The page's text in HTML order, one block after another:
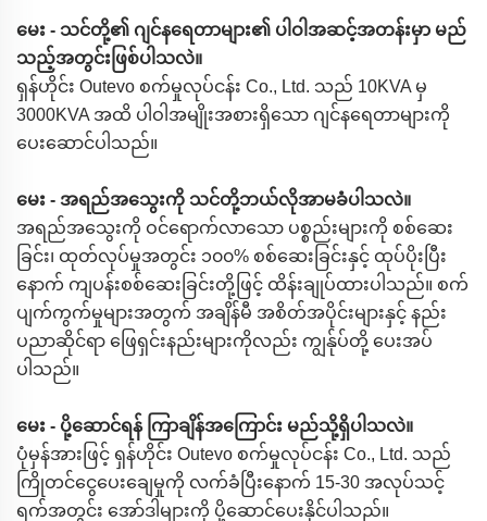
မေး - သင်တို့၏ ဂျင်နရေတာများ၏ ပါဝါအဆင့်အတန်းမှာ မည်
သည့်အတွင်းဖြစ်ပါသလဲ။
ရှန်ဟိုင်း Outevo စက်မှုလုပ်ငန်း Co., Ltd. သည် 10KVA မှ
3000KVA အထိ ပါဝါအမျိုးအစားရှိသော ဂျင်နရေတာများကို
ပေးဆောင်ပါသည်။
မေး - အရည်အသွေးကို သင်တို့ဘယ်လိုအာမခံပါသလဲ။
အရည်အသွေးကို ဝင်ရောက်လာသော ပစ္စည်းများကို စစ်ဆေး
ခြင်း၊ ထုတ်လုပ်မှုအတွင်း ၁၀၀% စစ်ဆေးခြင်းနှင့် ထုပ်ပိုးပြီး
နောက် ကျပန်းစစ်ဆေးခြင်းတို့ဖြင့် ထိန်းချုပ်ထားပါသည်။ စက်
ပျက်ကွက်မှုများအတွက် အချိန်မီ အစိတ်အပိုင်းများနှင့် နည်း
ပညာဆိုင်ရာ ဖြေရှင်းနည်းများကိုလည်း ကျွန်ုပ်တို့ ပေးအပ်
ပါသည်။
မေး - ပို့ဆောင်ရန် ကြာချိန်အကြောင်း မည်သို့ရှိပါသလဲ။
ပုံမှန်အားဖြင့် ရှန်ဟိုင်း Outevo စက်မှုလုပ်ငန်း Co., Ltd. သည်
ကြိုတင်ငွေပေးချေမှုကို လက်ခံပြီးနောက် 15-30 အလုပ်သင့်
ရက်အတွင်း အော်ဒါများကို ပို့ဆောင်ပေးနိုင်ပါသည်။